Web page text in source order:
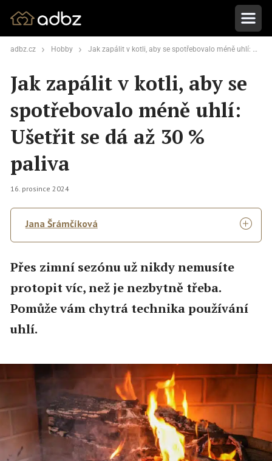
adbz.cz Hobby Jak zapálit v kotli, aby se spotřebovalo méně uhlí: Ušetřit se dá až 30 % paliva
Jak zapálit v kotli, aby se
spotřebovalo méně uhlí:
Ušetřit se dá až 30 %
paliva
16. prosince 2024
Jana Šrámčíková
Přes zimní sezónu už nikdy nemusíte
protopit víc, než je nezbytně třeba.
Pomůže vám chytrá technika používání
uhlí.